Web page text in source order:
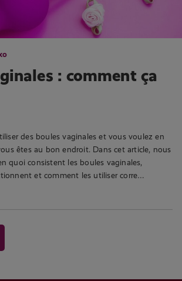
: comment ça
des boules vaginales et vous voulez en
êtes au bon endroit. Dans cet article, nous
quoi consistent les boules vaginales,
et comment les utiliser corre…